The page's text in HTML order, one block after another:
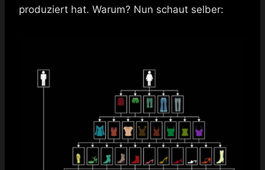
produziert hat. Warum? Nun schaut selber: